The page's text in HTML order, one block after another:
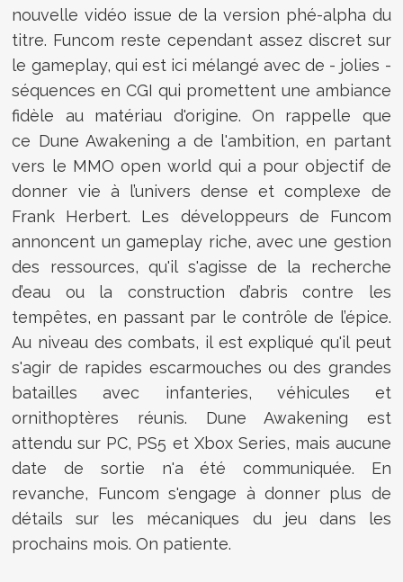
nouvelle vidéo issue de la version phé-alpha du
titre. Funcom reste cependant assez discret sur
le gameplay, qui est ici mélangé avec de - jolies -
séquences en CGI qui promettent une ambiance
fidèle au matériau d'origine. On rappelle que
ce Dune Awakening a de l'ambition, en partant
vers le MMO open world qui a pour objectif de
donner vie à l’univers dense et complexe de
Frank Herbert. Les développeurs de Funcom
annoncent un gameplay riche, avec une gestion
des ressources, qu'il s'agisse de la recherche
d’eau ou la construction d’abris contre les
tempêtes, en passant par le contrôle de l’épice.
Au niveau des combats, il est expliqué qu'il peut
s'agir de rapides escarmouches ou des grandes
batailles avec infanteries, véhicules et
ornithoptères réunis. Dune Awakening est
attendu sur PC, PS5 et Xbox Series, mais aucune
date de sortie n'a été communiquée. En
revanche, Funcom s'engage à donner plus de
détails sur les mécaniques du jeu dans les
prochains mois. On patiente.